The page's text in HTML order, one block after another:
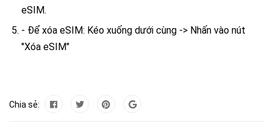
eSIM.
- Để xóa eSIM: Kéo xuống dưới cùng -> Nhấn vào nút
"Xóa eSIM"
Chia sẻ: